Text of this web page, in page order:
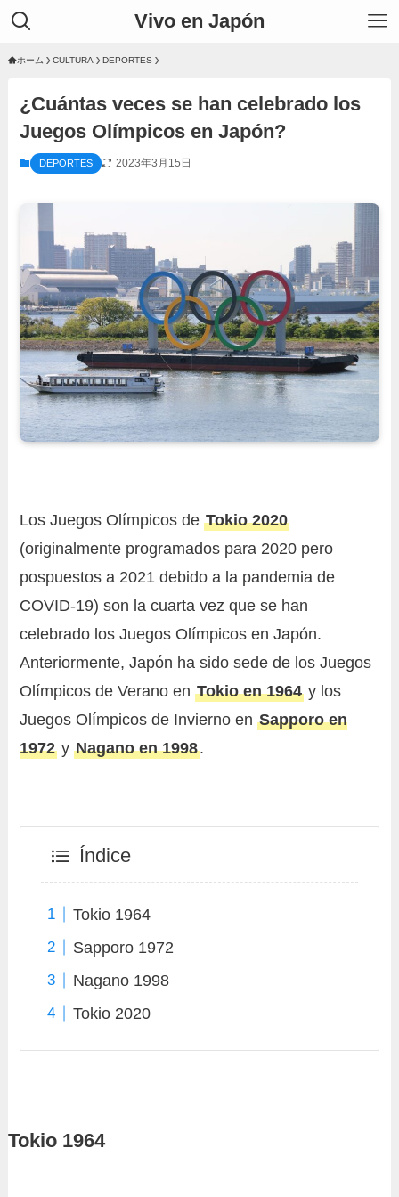
Vivo en Japón
ホーム CULTURA DEPORTES
¿Cuántas veces se han celebrado los
Juegos Olímpicos en Japón?
DEPORTES 2023年3月15日
Los Juegos Olímpicos deTokio 2020
(originalmente programados para 2020 pero
pospuestos a 2021 debido a la pandemia de
COVID-19) son la cuarta vez que se han
celebrado los Juegos Olímpicos en Japón.
Anteriormente, Japón ha sido sede de los Juegos
Olímpicos de Verano enTokio en 1964 y los
Juegos Olímpicos de Invierno enSapporo en
1972 yNagano en 1998.
Índice
Tokio 1964
Sapporo 1972
Nagano 1998
Tokio 2020
Tokio 1964